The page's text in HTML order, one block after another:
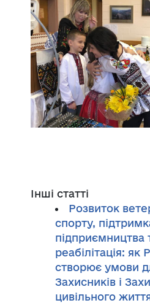
Інші статті
Розвиток
спорту,
підприємництва
реабілітація: як
створює умови
Захисників і
цивільного